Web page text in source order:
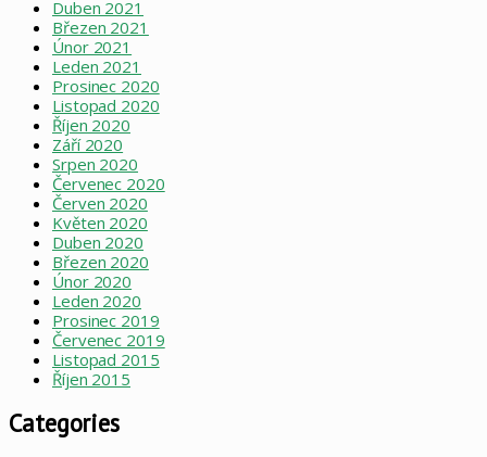
Duben 2021
Březen 2021
Únor 2021
Leden 2021
Prosinec 2020
Listopad 2020
Říjen 2020
Září 2020
Srpen 2020
Červenec 2020
Červen 2020
Květen 2020
Duben 2020
Březen 2020
Únor 2020
Leden 2020
Prosinec 2019
Červenec 2019
Listopad 2015
Říjen 2015
Categories